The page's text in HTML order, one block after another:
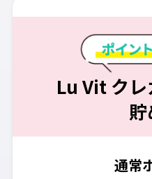
Lu Vit ク
通常